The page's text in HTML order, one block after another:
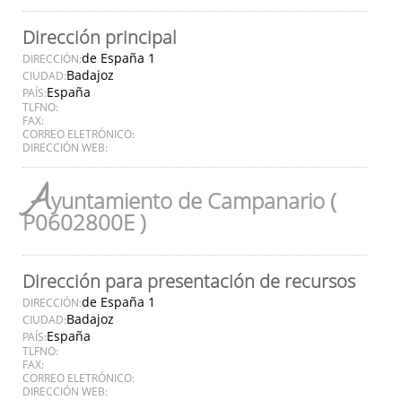
Dirección principal
DIRECCIÓN:de España 1
CIUDAD:Badajoz
PAÍS:España
TLFNO:
FAX:
CORREO ELETRÓNICO:
DIRECCIÓN WEB:
Ayuntamiento de Campanario (
P0602800E )
Dirección para presentación de recursos
DIRECCIÓN:de España 1
CIUDAD:Badajoz
PAÍS:España
TLFNO:
FAX:
CORREO ELETRÓNICO:
DIRECCIÓN WEB: